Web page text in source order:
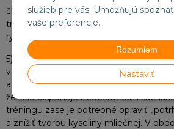
služieb pre vás. Umožňujú
vaše preferencie.
Rozumiem
Nastaviť
čím umožnia predĺžiť športový výkon,
tréningy a urýchliť regeneráciu.
rýchlostných a vytrvalostných
5)
BCAAsa užívajú hlavne v okolí
v tomto období potrebuje pracujúci
a v kalorickom deficite aj okamžitý
že telo disponuje nedostatkom
tréningu zase je potrebné opraviť
a znížiť tvorbu kyseliny mliečnej. V